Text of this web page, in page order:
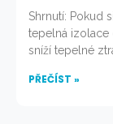
Shrnutí: Pokud
tepelná izolace
sníží tepelné
PŘEČÍST »